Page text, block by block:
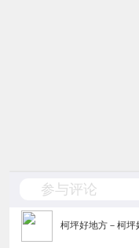
参与评论
柯坪好地方－ 柯坪